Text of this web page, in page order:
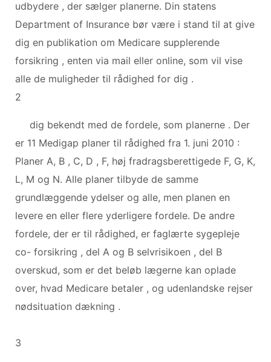
udbydere , der sælger planerne. Din statens
Department of Insurance bør være i stand til at give
dig en publikation om Medicare supplerende
forsikring , enten via mail eller online, som vil vise
alle de muligheder til rådighed for dig .
2
dig bekendt med de fordele, som planerne . Der
er 11 Medigap planer til rådighed fra 1. juni 2010 :
Planer A, B , C, D , F, høj fradragsberettigede F, G, K,
L, M og N. Alle planer tilbyde de samme
grundlæggende ydelser og alle, men planen en
levere en eller flere yderligere fordele. De andre
fordele, der er til rådighed, er faglærte sygepleje
co- forsikring , del A og B selvrisikoen , del B
overskud, som er det beløb lægerne kan oplade
over, hvad Medicare betaler , og udenlandske rejser
nødsituation dækning .
3